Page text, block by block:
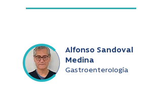
Alfonso Sandoval
Medina
Gastroenterología